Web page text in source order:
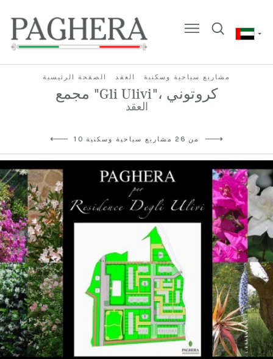
الصفحة الرئيسية العقد مشاريع سياحية وسكنية
مجمع "Gli Ulivi"، كروتوني
العقد
10 من 26 مشاريع سياحية وسكنية